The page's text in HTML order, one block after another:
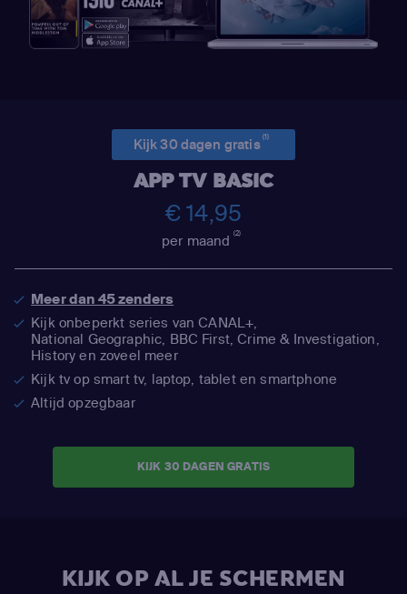
Kijk 30 dagen gratis(1)
APP TV BASIC
€ 14,95
per maand(2)
Meer dan 45 zenders
Kijk onbeperkt series van CANAL+,
National Geographic, BBC First, Crime & Investigation,
History en zoveel meer
Kijk tv op smart tv, laptop, tablet en smartphone
Altijd opzegbaar
KIJK 30 DAGEN GRATIS
KIJK OP AL JE SCHERMEN